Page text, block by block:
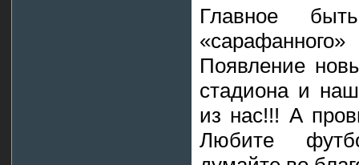
Главное
Появление
стадиона и
из нас!!! А
Любите